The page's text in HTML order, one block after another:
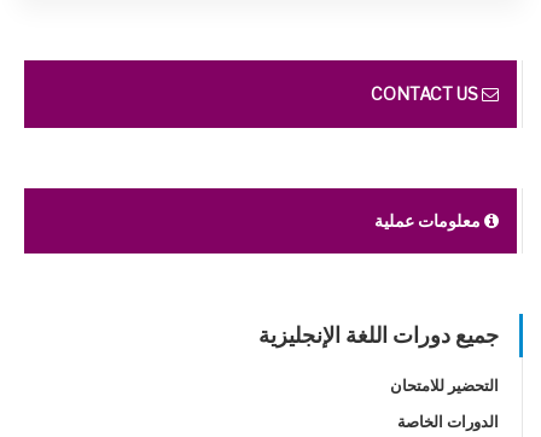
معلومات عملية
جميع دورات اللغة الإنجليزية
التحضير للامتحان
الدورات الخاصة